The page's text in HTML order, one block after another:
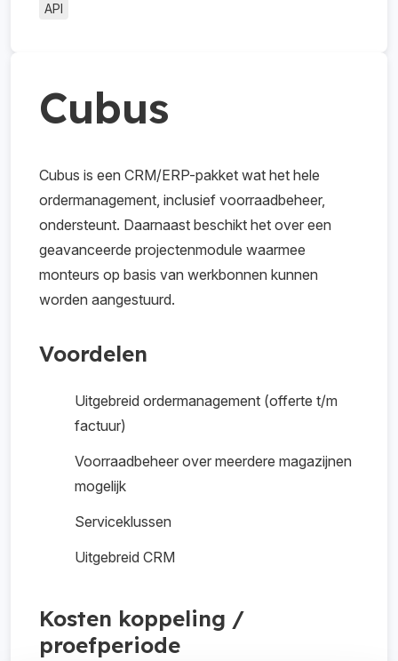
API
Cubus
Cubus is een CRM/ERP-pakket wat het hele
ordermanagement, inclusief voorraadbeheer,
ondersteunt. Daarnaast beschikt het over een
geavanceerde projectenmodule waarmee
monteurs op basis van werkbonnen kunnen
worden aangestuurd.
Voordelen
Uitgebreid ordermanagement (offerte t/m
factuur)
Voorraadbeheer over meerdere magazijnen
mogelijk
Serviceklussen
Uitgebreid CRM
Kosten koppeling /
proefperiode